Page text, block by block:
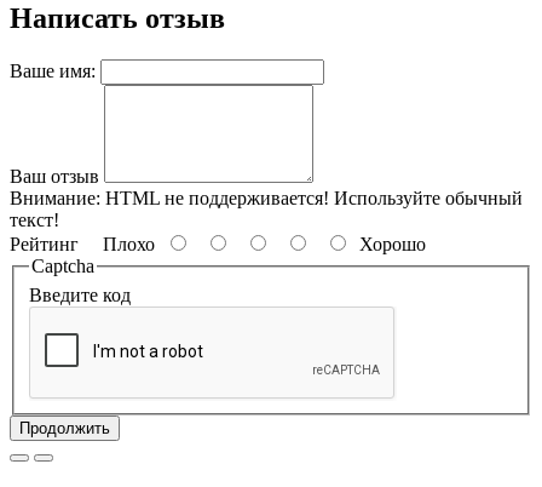
Написать отзыв
Ваше имя:
Ваш отзыв
Внимание: HTML не поддерживается! Используйте обычный
текст!
Рейтинг Плохо
Хорошо
Captcha
Введите код
Продолжить